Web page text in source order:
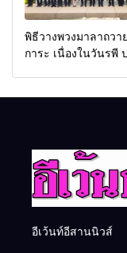
พิธีวางพวงมาลาถวา
การะ เนื่องในวันรพี
อีเว้นท์อีสานนิวส์